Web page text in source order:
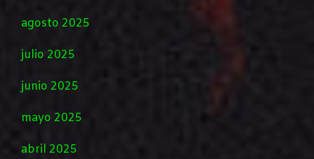
agosto 2025
julio 2025
junio 2025
mayo 2025
abril 2025